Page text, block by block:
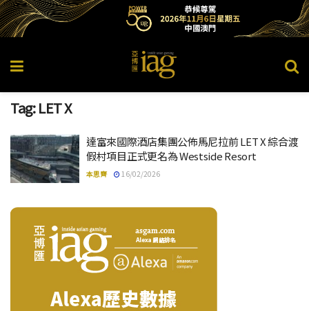
Tag:LET X
達富來國際酒店集團公佈馬尼拉前 LET X 綜合渡
假村項目正式更名為 Westside Resort
本思齊 16/02/2026